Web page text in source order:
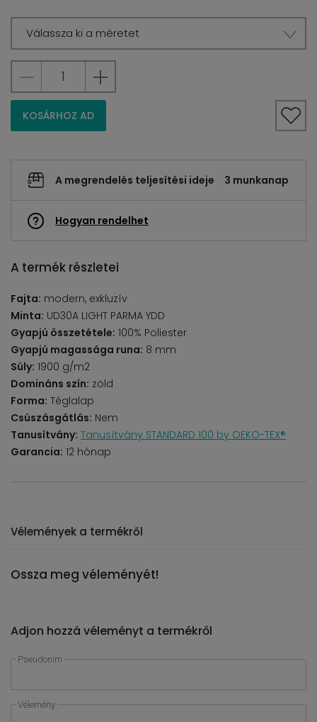
Válassza ki a méretet
KOSÁRHOZ AD
A megrendelés teljesítési ideje 3 munkanap
Hogyan rendelhet
A termék részletei
Fajta: modern, exkluzív
Minta: UD30A LIGHT PARMA YDD
Gyapjú összetétele: 100% Poliester
Gyapjú magassága runa: 8 mm
Súly: 1900 g/m2
Domináns szín: zöld
Forma: Téglalap
Csúszásgátlás: Nem
Tanusítvány: Tanusítvány STANDARD 100 by OEKO-TEX®
Garancia: 12 hónap
Vélemények a termékről
Ossza meg véleményét!
Adjon hozzá véleményt a termékről
Pseudonim
Vélemény